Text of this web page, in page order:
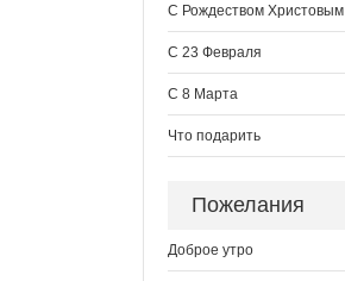
С Рождеством Христовым
С 23 Февраля
С 8 Марта
Что подарить
Пожелания
Доброе утро